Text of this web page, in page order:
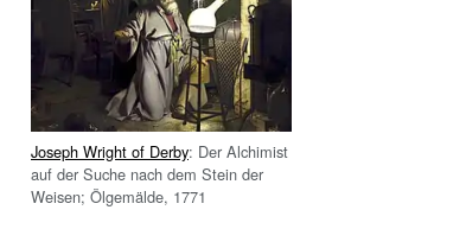
Joseph Wright of Derby: Der Alchimist
auf der Suche nach dem Stein der
Weisen; Ölgemälde, 1771